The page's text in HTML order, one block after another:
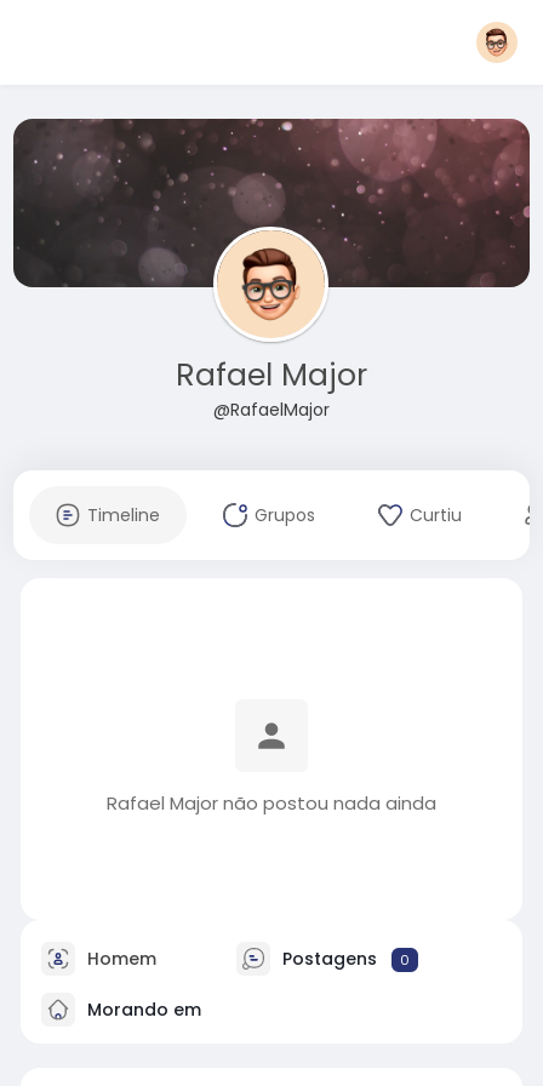
Rafael Major
@RafaelMajor
Timeline Grupos Curtiu
Rafael Major não postou nada ainda
Homem Postagens 0
Morando em